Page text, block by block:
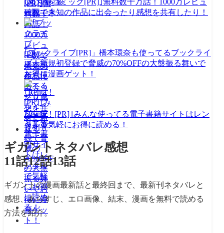
ー数で未知の作品に出会ったり感想を共有したり！
｢ブックライブ[PR]」橋本環奈も使ってるブックライ
ブ！新規初登録で脅威の70%OFFの大盤振る舞いで
お得に漫画ゲット！
｢Renta！[PR]｣みんな使ってる電子書籍サイトはレン
タルで気軽にお得に読める！
ギガントネタバレ感想
11話12話13話
ギガントの漫画最新話と最終回まで、最新刊ネタバレと
感想、あらすじ、エロ画像、結末、漫画を無料で読める
方法を紹介。